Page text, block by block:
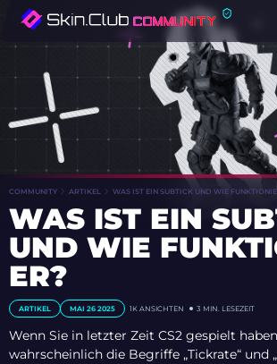
COMMUNITY ARTIKEL WAS IST EIN SUBTICK UND WIE
WAS IST EIN
UND WIE
ER?
ARTIKEL MAI 26 2025 1K ANSICHTEN 3 MIN. LESEZEIT
Wenn Sie in letzter Zeit CS2 gespielt
wahrscheinlich die Begriffe „Tickrate“ und